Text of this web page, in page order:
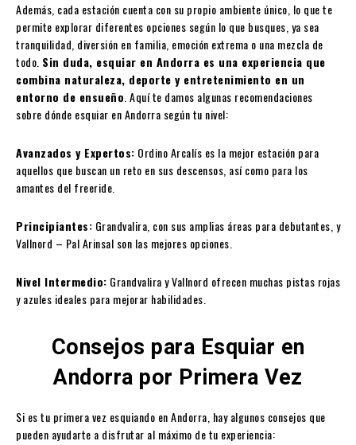
Además, cada estación cuenta con su propio ambiente único, lo que te
permite explorar diferentes opciones según lo que busques, ya sea
tranquilidad, diversión en familia, emoción extrema o una mezcla de
todo. Sin duda, esquiar en Andorra es una experiencia que
combina naturaleza, deporte y entretenimiento en un
entorno de ensueño. Aquí te damos algunas recomendaciones
sobre dónde esquiar en Andorra según tu nivel:
Avanzados y Expertos: Ordino Arcalís es la mejor estación para
aquellos que buscan un reto en sus descensos, así como para los
amantes del freeride.
Principiantes: Grandvalira, con sus amplias áreas para debutantes, y
Vallnord – Pal Arinsal son las mejores opciones.
Nivel Intermedio: Grandvalira y Vallnord ofrecen muchas pistas rojas
y azules ideales para mejorar habilidades.
Consejos para Esquiar en
Andorra por Primera Vez
Si es tu primera vez esquiando en Andorra, hay algunos consejos que
pueden ayudarte a disfrutar al máximo de tu experiencia: